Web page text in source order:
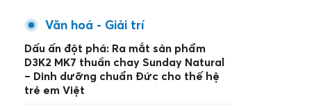
Văn hoá - Giải trí
Dấu ấn đột phá: Ra mắt sản phẩm
D3K2 MK7 thuần chay Sunday Natural
– Dinh dưỡng chuẩn Đức cho thế hệ
trẻ em Việt